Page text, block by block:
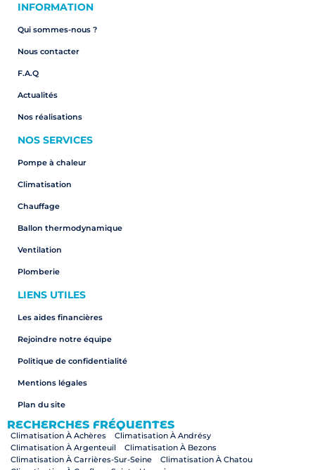
INFORMATION
Qui sommes-nous ?
Nous contacter
F.A.Q
Actualités
Nos réalisations
NOS SERVICES
Pompe à chaleur
Climatisation
Chauffage
Ballon thermodynamique
Ventilation
Plomberie
LIENS UTILES
Les aides financières
Rejoindre notre équipe
Politique de confidentialité
Mentions légales
Plan du site
RECHERCHES FRÉQUENTES
Climatisation À Achères
Climatisation À Andrésy
Climatisation À Argenteuil
Climatisation À Bezons
Climatisation À Carrières-Sur-Seine
Climatisation À Chatou